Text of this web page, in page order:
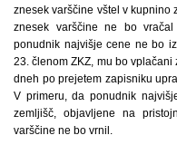
znesek varščine vštel v kupnino
znesek varščine ne bo
ponudnik najvišje cene ne bo
23. členom ZKZ, mu bo
dneh po prejetem zapisniku
V primeru, da ponudnik
zemljišč, objavljene na
varščine ne bo vrnil.